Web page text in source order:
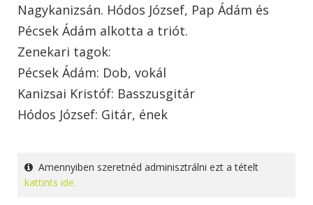
Nagykanizsán. Hódos József, Pap Ádám és
Pécsek Ádám alkotta a triót.
Zenekari tagok:
Pécsek Ádám: Dob, vokál
Kanizsai Kristóf: Basszusgitár
Hódos József: Gitár, ének
Amennyiben szeretnéd adminisztrálni ezt a tételt
kattints ide.